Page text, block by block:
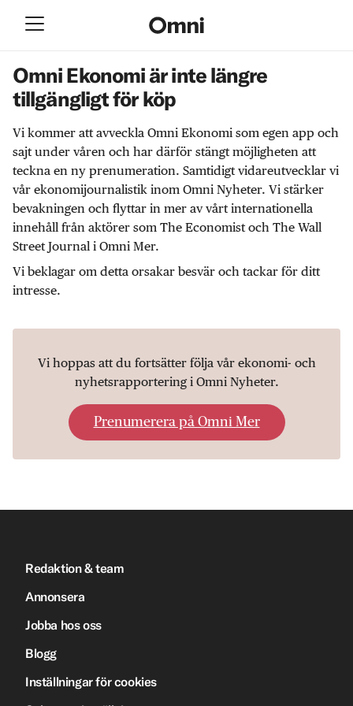
Omni Ekonomi är inte längre
tillgängligt för köp
Vi kommer att avveckla Omni Ekonomi som egen app och
sajt under våren och har därför stängt möjligheten att
teckna en ny prenumeration. Samtidigt vidareutvecklar vi
vår ekonomijournalistik inom Omni Nyheter. Vi stärker
bevakningen och flyttar in mer av vårt internationella
innehåll från aktörer som The Economist och The Wall
Street Journal i Omni Mer.
Vi beklagar om detta orsakar besvär och tackar för ditt
intresse.
Vi hoppas att du fortsätter följa vår ekonomi- och
nyhetsrapportering i Omni Nyheter.
Prenumerera på Omni Mer
Redaktion & team
Annonsera
Jobba hos oss
Blogg
Inställningar för cookies